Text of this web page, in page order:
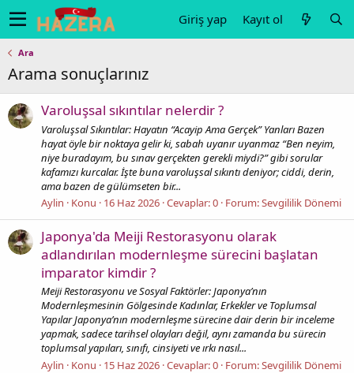
Giriş yap Kayıt ol
Ara
Arama sonuçlarınız
Varoluşsal sıkıntılar nelerdir ?
Varoluşsal Sıkıntılar: Hayatın “Acayip Ama Gerçek” Yanları Bazen
hayat öyle bir noktaya gelir ki, sabah uyanır uyanmaz “Ben neyim,
niye buradayım, bu sınav gerçekten gerekli miydi?” gibi sorular
kafamızı kurcalar. İşte buna varoluşsal sıkıntı deniyor; ciddi, derin,
ama bazen de gülümseten bir...
Aylin
Konu 16 Haz 2026 Cevaplar: 0 Forum:Sevgililik Dönemi
Japonya'da Meiji Restorasyonu olarak
adlandırılan modernleşme sürecini başlatan
imparator kimdir ?
Meiji Restorasyonu ve Sosyal Faktörler: Japonya’nın
Modernleşmesinin Gölgesinde Kadınlar, Erkekler ve Toplumsal
Yapılar Japonya’nın modernleşme sürecine dair derin bir inceleme
yapmak, sadece tarihsel olayları değil, aynı zamanda bu sürecin
toplumsal yapıları, sınıfı, cinsiyeti ve ırkı nasıl...
Aylin
Konu 15 Haz 2026 Cevaplar: 0 Forum:Sevgililik Dönemi